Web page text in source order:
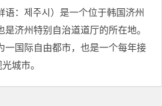
语：제주시）是一个位于韩国济州
济州特别自治道道厅的所在地。
国际自由都市，也是一个每年接
城市。